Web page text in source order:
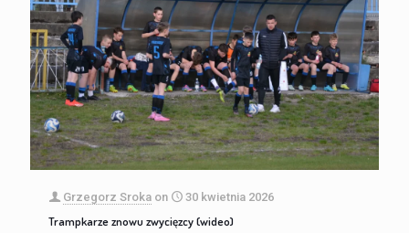
Grzegorz Sroka on 30 kwietnia 2026
Trampkarze znowu zwycięzcy (wideo)